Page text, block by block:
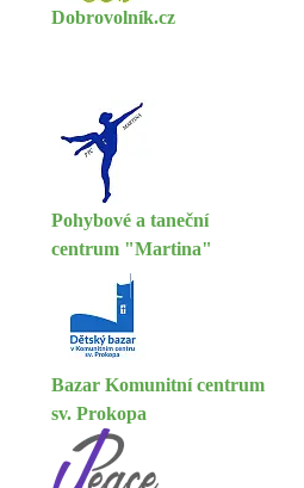
Dobrovolník.cz
Pohybové a taneční
centrum "Martina"
Bazar Komunitní centrum
sv. Prokopa